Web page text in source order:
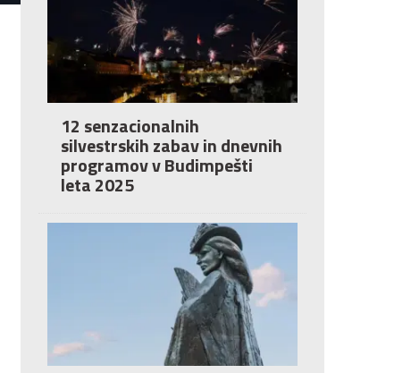
12 senzacionalnih
silvestrskih zabav in dnevnih
programov v Budimpešti
leta 2025